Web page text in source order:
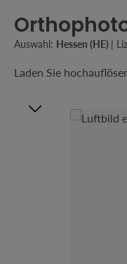
Auswahl: Hessen (HE) |
Laden Sie
Bildergalerie